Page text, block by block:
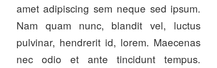
amet adipiscing sem neque sed ipsum.
Nam quam nunc, blandit vel, luctus
pulvinar, hendrerit id, lorem. Maecenas
nec odio et ante tincidunt tempus.